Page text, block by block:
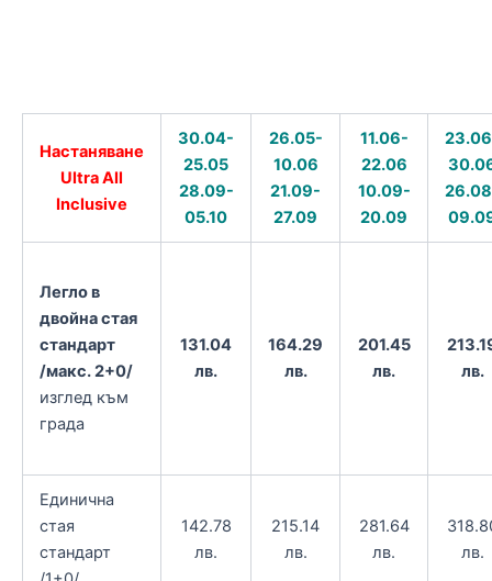
Настаняване
Ultra All
Inclusive
30.04-
25.05
28.09-
05.10
26.05-
10.06
21.09-
27.09
11.06-
22.06
10.09-
20.09
Легло в
двойна стая
стандарт
/макс. 2+0/
изглед към
града
131.04
лв.
164.29
лв.
201.45
лв.
лв.
Единична
стая
стандарт
142.78
лв.
215.14
лв.
281.64
лв.
лв.